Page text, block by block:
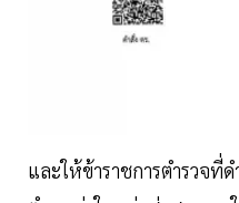
และให้ข้าราชการตำรวจที่